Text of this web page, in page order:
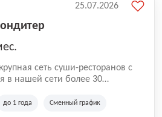
сеть суши-pеcторанoв с
завeдений составляет 4,9.
до 1 года Сменный график
25.07.2026